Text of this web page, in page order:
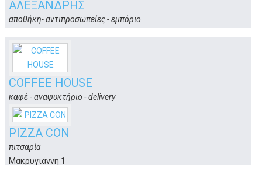
Πλατάνι, Ασκληπιού 14
Κως
ΑΛΕΞΑΝΔΡΗΣ
αποθήκη- αντιπροσωπείες - εμπόριο
Κως
COFFEE HOUSE
καφέ - αναψυκτήριο - delivery
Γεωργίου Αβέρωφ 15
Κως
PIZZA CON
πιτσαρία
Μακρυγιάννη 1